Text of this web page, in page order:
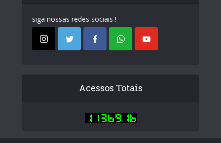
siga nossas redes sociais !
Acessos Totais